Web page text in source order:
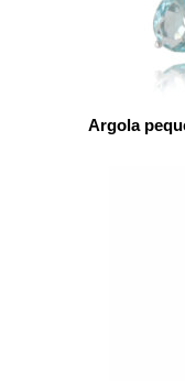
Argola